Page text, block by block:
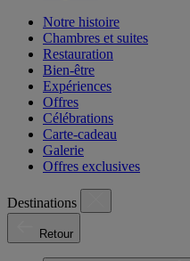
Notre histoire
Chambres et suites
Restauration
Bien-être
Expériences
Offres
Célébrations
Carte-cadeau
Galerie
Offres exclusives
Destinations
Retour